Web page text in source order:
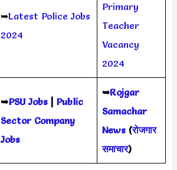
➥Latest Police Jobs
2024
Primary
Teacher
Vacancy
2024
➥PSU Jobs| Public
Sector Company
Jobs
➥Rojgar
Samachar
News(रोजगार
समाचार)